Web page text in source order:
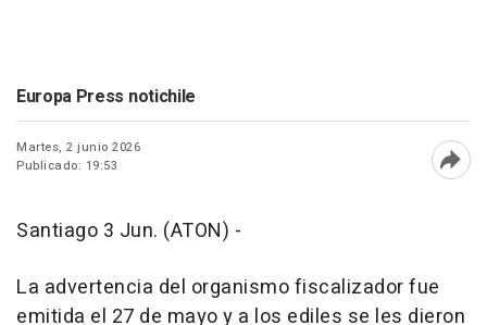
Europa Press notichile
Martes, 2 junio 2026
Publicado: 19:53
Santiago 3 Jun. (ATON) -
La advertencia del organismo fiscalizador fue
emitida el 27 de mayo y a los ediles se les dieron